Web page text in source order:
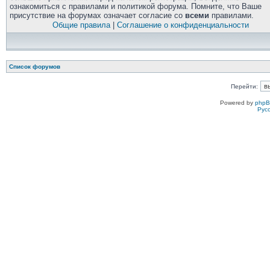
ознакомиться с правилами и политикой форума. Помните, что Ваше
присутствие на форумах означает согласие со всеми правилами.
Общие правила| Соглашение о конфиденциальности
Список форумов
Перейти:
Powered by